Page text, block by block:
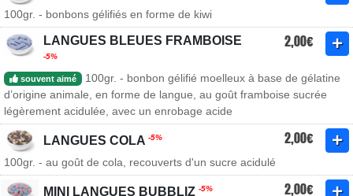
100gr. - bonbons gélifiés en forme de kiwi
LANGUES BLEUES FRAMBOISE
-5%
2,00€
souvent aimé
100gr. - bonbon gélifié moelleux à base de gélatine
d’origine animale, en forme de langue, au goût framboise sucrée
légèrement acidulée, avec un enrobage acide
LANGUES COLA -5% 2,00€
100gr. - au goût de cola, recouverts d'un sucre acidulé
MINI LANGUES BUBBLIZ -5% 2,00€